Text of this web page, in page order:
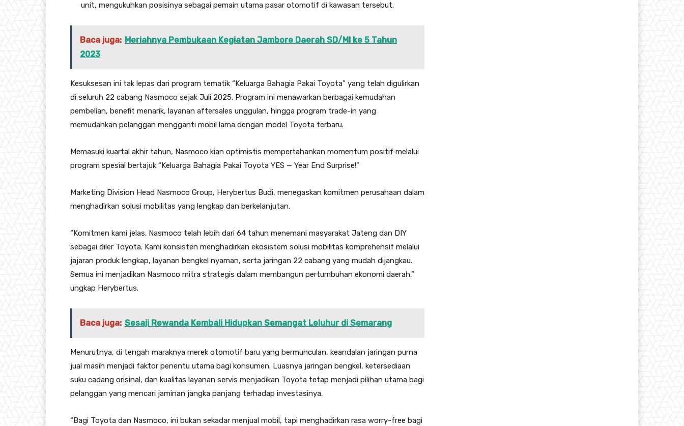
unit, mengukuhkan posisinya sebagai pemain utama pasar otomotif di kawasan tersebut.
Baca juga: Meriahnya Pembukaan Kegiatan Jambore Daerah SD/MI ke 5 Tahun
2023
Kesuksesan ini tak lepas dari program tematik “Keluarga Bahagia Pakai Toyota” yang telah digulirkan
di seluruh 22 cabang Nasmoco sejak Juli 2025. Program ini menawarkan berbagai kemudahan
pembelian, benefit menarik, layanan aftersales unggulan, hingga program trade-in yang
memudahkan pelanggan mengganti mobil lama dengan model Toyota terbaru.
Memasuki kuartal akhir tahun, Nasmoco kian optimistis mempertahankan momentum positif melalui
program spesial bertajuk “Keluarga Bahagia Pakai Toyota YES — Year End Surprise!”
Marketing Division Head Nasmoco Group, Herybertus Budi, menegaskan komitmen perusahaan dalam
menghadirkan solusi mobilitas yang lengkap dan berkelanjutan.
“Komitmen kami jelas. Nasmoco telah lebih dari 64 tahun menemani masyarakat Jateng dan DIY
sebagai diler Toyota. Kami konsisten menghadirkan ekosistem solusi mobilitas komprehensif melalui
jajaran produk lengkap, layanan bengkel nyaman, serta jaringan 22 cabang yang mudah dijangkau.
Semua ini menjadikan Nasmoco mitra strategis dalam membangun pertumbuhan ekonomi daerah,”
ungkap Herybertus.
Baca juga: Sesaji Rewanda Kembali Hidupkan Semangat Leluhur di Semarang
Menurutnya, di tengah maraknya merek otomotif baru yang bermunculan, keandalan jaringan purna
jual masih menjadi faktor penentu utama bagi konsumen. Luasnya jaringan bengkel, ketersediaan
suku cadang orisinal, dan kualitas layanan servis menjadikan Toyota tetap menjadi pilihan utama bagi
pelanggan yang mencari jaminan jangka panjang terhadap investasinya.
“Bagi Toyota dan Nasmoco, ini bukan sekadar menjual mobil, tapi menghadirkan rasa worry-free bagi